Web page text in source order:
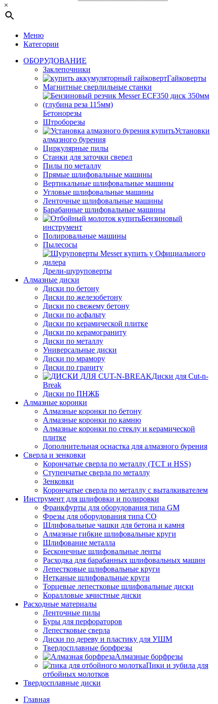
×
Меню
Категории
ОБОРУДОВАНИЕ
Заклепочники
Гайковерты
Магнитные сверлильные станки
Бетонорезы
Штроборезы
Установки
алмазного бурения
Циркулярные пилы
Станки для заточки сверел
Пилы по металлу
Прямые шлифовальные машины
Вертикальные шлифовальные машины
Угловые шлифовальные машины
Ленточные шлифовальные машины
Барабанные шлифовальные машины
Бензиновый
инструмент
Полировальные машины
Пылесосы
Дрели-шуруповерты
Алмазные диски
Диски по бетону
Диски по железобетону
Диски по свежему бетону
Диски по асфальту
Диски по керамической плитке
Диски по керамограниту
Диски по металлу
Универсальные диски
Диски по мрамору
Диски по граниту
Диски для Cut-n-
Break
Диски по ПНЖБ
Алмазные коронки
Алмазные коронки по бетону
Алмазные коронки по камню
Алмазные коронки по стеклу и керамической
плитке
Дополнительная оснастка для алмазного бурения
Сверла и зенковки
Корончатые сверла по металлу (TCT и HSS)
Ступенчатые сверла по металлу
Зенковки
Корончатые сверла по металлу c выталкивателем
Инструмент для шлифовки и полировки
Франкфурты для оборудования типа GM
Фрезы для оборудования типа СО
Шлифовальные чашки для бетона и камня
Алмазные гибкие шлифовальные круги
Шлифование металла
Бесконечные шлифовальные ленты
Расходка для барабанных шлифовальных машин
Лепестковые шлифовальные круги
Нетканые шлифовальные круги
Торцевые лепестковые шлифовальные диски
Коралловые зачистные диски
Расходные материалы
Ленточные пилы
Буры для перфораторов
Лепестковые сверла
Диски по дереву и пластику для УШМ
Твердосплавные борфрезы
Алмазные борфрезы
Пики и зубила для
отбойных молотков
Твердосплавные диски
Главная